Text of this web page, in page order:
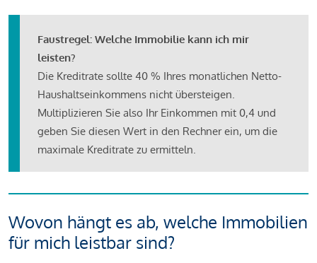
Faustregel: Welche Immobilie kann ich mir
leisten?
Die Kreditrate sollte 40 % Ihres monatlichen Netto-
Haushaltseinkommens nicht übersteigen.
Multiplizieren Sie also Ihr Einkommen mit 0,4 und
geben Sie diesen Wert in den Rechner ein, um die
maximale Kreditrate zu ermitteln.
Wovon hängt es ab, welche Immobilien
für mich leistbar sind?